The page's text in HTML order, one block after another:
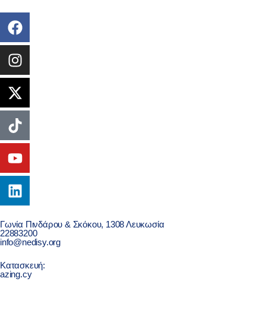
Γωνία Πινδάρου & Σκόκου, 1308 Λευκωσία
22883200
info@nedisy.org
Κατασκευή:
azing.cy